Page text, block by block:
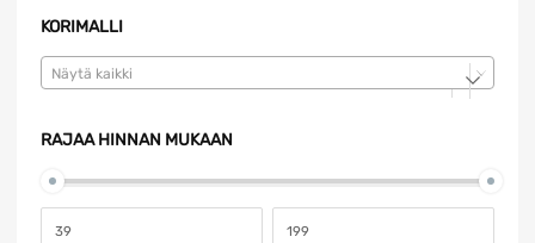
KORIMALLI
Näytä kaikki
RAJAA HINNAN MUKAAN